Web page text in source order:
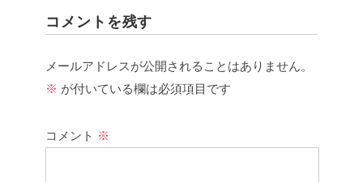
コメントを残す
メールアドレスが公開されることはありません。
※ が付いている欄は必須項目です
コメント ※